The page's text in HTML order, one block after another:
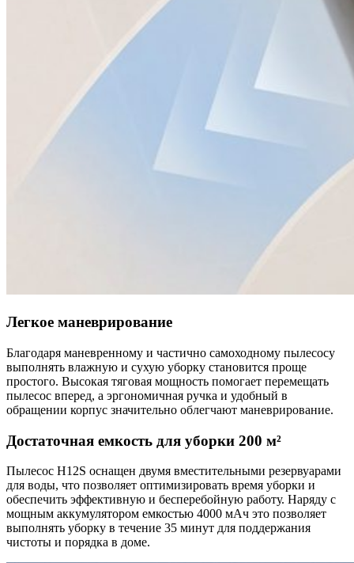
Легкое маневрирование
Благодаря маневренному и частично самоходному пылесосу
выполнять влажную и сухую уборку становится проще
простого. Высокая тяговая мощность помогает перемещать
пылесос вперед, а эргономичная ручка и удобный в
обращении корпус значительно облегчают маневрирование.
Достаточная емкость для уборки 200 м²
Пылесос Н12S оснащен двумя вместительными резервуарами
для воды, что позволяет оптимизировать время уборки и
обеспечить эффективную и бесперебойную работу. Наряду с
мощным аккумулятором емкостью 4000 мАч это позволяет
выполнять уборку в течение 35 минут для поддержания
чистоты и порядка в доме.